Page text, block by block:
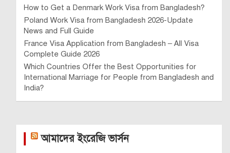
How to Get a Denmark Work Visa from Bangladesh?
Poland Work Visa from Bangladesh 2026-Update
News and Full Guide
France Visa Application from Bangladesh – All Visa
Complete Guide 2026
Which Countries Offer the Best Opportunities for
International Marriage for People from Bangladesh and
India?
আমাদের ইংরেজি ভার্সন